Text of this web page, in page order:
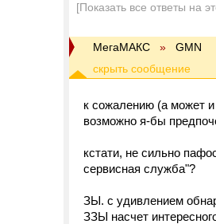
[Показать все ответы на
МегаМАКС » GMN
к сожалению (а может
возможно я-бы
кстати, не сильно
сервисная служба"?
ЗЫ. с удивлением
ЗЗЫ насчет